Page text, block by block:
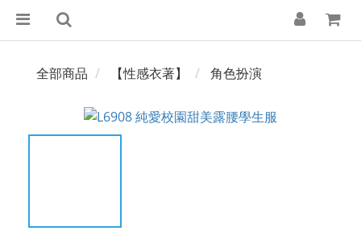
全部商品 【性感衣著】 角色扮演